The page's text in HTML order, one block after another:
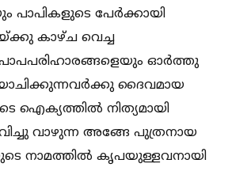
പേര്‍ക്കായി
കാഴ്ച വെച്ച
ഓര്‍ത്തു
ദൈവമായ
ഐക്യത്തില്‍ നിത്യമായി
വാഴുന്ന അങ്ങേ പുത്രനായ
നാമത്തില്‍ കൃപയുള്ളവനായി